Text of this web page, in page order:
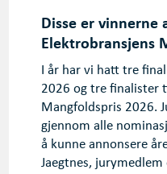
Disse er vinnerne
Elektrobransjens
I år har vi hatt tre
2026 og tre finalister
Mangfoldspris 2026.
gjennom alle
å kunne annonsere
Jaegtnes,